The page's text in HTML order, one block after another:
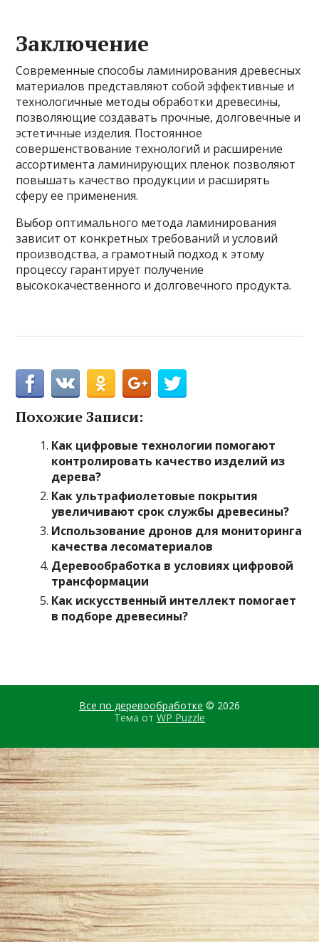
Заключение
Современные способы ламинирования древесных
материалов представляют собой эффективные и
технологичные методы обработки древесины,
позволяющие создавать прочные, долговечные и
эстетичные изделия. Постоянное
совершенствование технологий и расширение
ассортимента ламинирующих пленок позволяют
повышать качество продукции и расширять
сферу ее применения.
Выбор оптимального метода ламинирования
зависит от конкретных требований и условий
производства, а грамотный подход к этому
процессу гарантирует получение
высококачественного и долговечного продукта.
Похожие Записи:
Как цифровые технологии помогают
контролировать качество изделий из
дерева?
Как ультрафиолетовые покрытия
увеличивают срок службы древесины?
Использование дронов для мониторинга
качества лесоматериалов
Деревообработка в условиях цифровой
трансформации
Как искусственный интеллект помогает
в подборе древесины?
Все по деревообработке © 2026
Тема от WP Puzzle